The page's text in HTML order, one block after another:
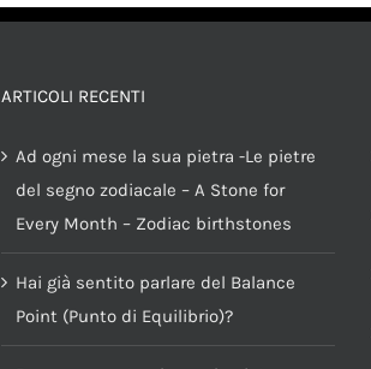
ARTICOLI RECENTI
Ad ogni mese la sua pietra -Le pietre
del segno zodiacale – A Stone for
Every Month – Zodiac birthstones
Hai già sentito parlare del Balance
Point (Punto di Equilibrio)?